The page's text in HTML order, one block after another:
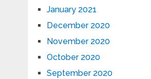
January 2021
December 2020
November 2020
October 2020
September 2020